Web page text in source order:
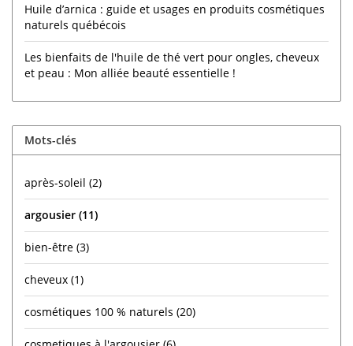
Huile d’arnica : guide et usages en produits cosmétiques
naturels québécois
Les bienfaits de l'huile de thé vert pour ongles, cheveux
et peau : Mon alliée beauté essentielle !
Mots-clés
après-soleil (2)
argousier (11)
bien-être (3)
cheveux (1)
cosmétiques 100 % naturels (20)